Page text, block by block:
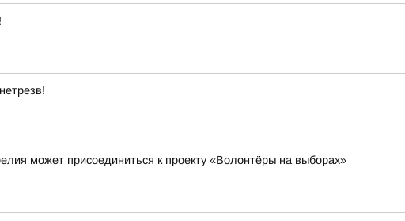
может присоединиться к проекту «Волонтёры на выборах»